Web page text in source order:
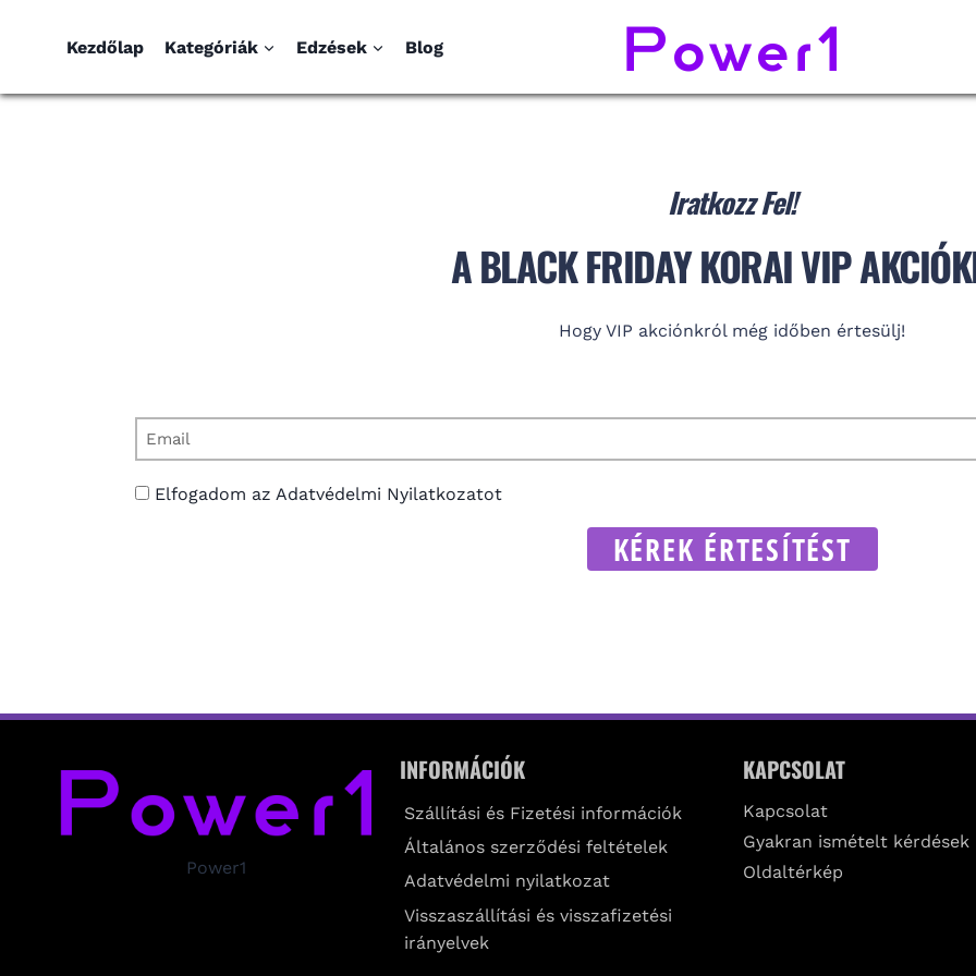
Kezdőlap Kategóriák Edzések Blog
Iratkozz Fel!
A BLACK FRIDAY KORAI VIP
Hogy VIP akciónkról még időben értesülj!
Elfogadom az Adatvédelmi Nyilatkozatot
KÉREK ÉRTESÍTÉST
Power1
INFORMÁCIÓK
Szállítási és Fizetési információk
Általános szerződési feltételek
Adatvédelmi nyilatkozat
Visszaszállítási és visszafizetési
irányelvek
KAPCSOLAT
Kapcsolat
Gyakran ismételt kérdések
Oldaltérkép